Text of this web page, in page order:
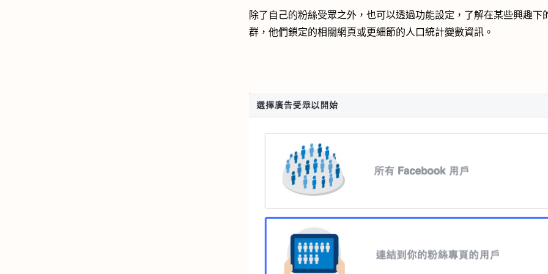
除了自己的粉絲受眾之外，也可以透過功能設定，了解在某些興趣下
群，他們鎖定的相關網頁或更細節的人口統計變數資訊。